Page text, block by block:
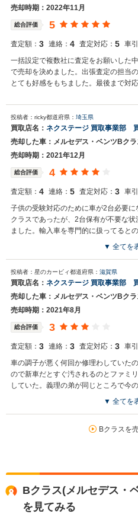
あり、大変得意な車種となっており
ざいましたら是非お力添えできれば幸いでご
くお願い申し上げます。
売却時期：2022年11月
総合評価 5
査定額： 3 連絡： 4 査定対応： 5 車
一括設定で複数社に査定をお願いした
で売却を決めました。出張査定の担当
とても好感をもちました。最後まで対
投稿者：ricky都道府県： 埼玉県
買取店名： ネクステージ 買取事業部
売却した車：メルセデス・ベンツBクラ
売却時期：2021年12月
総合評価 4
査定額： 4 連絡： 5 査定対応： 3 車
子供の受験対応のために車が2台必要
クラスであったが、2台保有が不要な
ました。輸入車を専門的に扱ってると
他店でも査定してもらいましたが、ネ
買取店からの返信
お世話になっております。 株式会社
度はネクステージをご利用いただき
た。 弊社ではBクラスのような輸入車の専門店を展開している関係も
あり、大変得意な車種となっており
ざいましたら是非お力添えできれば幸いでご
くお願い申し上げます。
▼ 全てを
投稿者：星のカービィ都道府県： 滋賀県
買取店名： ネクステージ 買取事業部
売却した車：メルセデス・ベンツBクラ
売却時期：2021年8月
総合評価 3
査定額： 3 連絡： 3 査定対応： 3 車
車の調子が悪く何回か修理わしていた
ので新車だとすぐ汚されるのとファミ
していた。義理の弟が同じところで今
ていて同じように利用させて貰った。
買取店からの返信
お世話になっております。 株式会
カーライフをトータルでサポートさ
ルとしております。 またのご利用、スタッフ一同お待ち申し上げてお
ります。
▼ 全てを
Bクラスを
Bクラス(メルセデス・
を見てみる